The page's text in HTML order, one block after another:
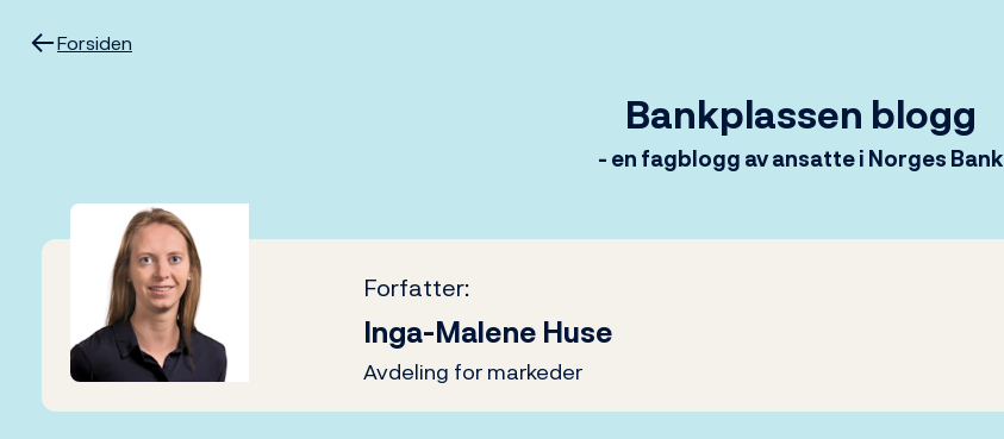
Forsiden
Bankplassen blogg
- en fagblogg av ansatte i Norges Bank
Forfatter:
Inga-Malene Huse
Avdeling for markeder